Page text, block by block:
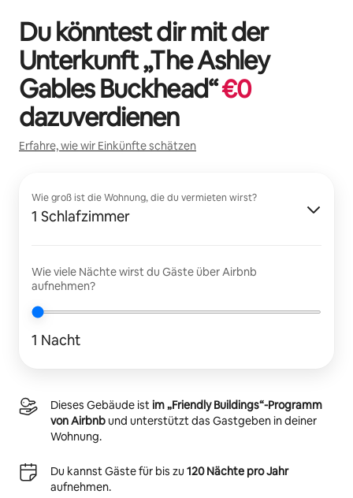
Du könntest dir mit der
Unterkunft „The Ashley
Gables Buckhead“€0
dazuverdienen
Erfahre, wie wir Einkünfte schätzen
Wie groß ist die Wohnung, die du vermieten wirst?
1 Schlafzimmer
Wie viele Nächte wirst du Gäste über Airbnb
aufnehmen?
1 Nacht
Dieses Gebäude istim „Friendly Buildings“-Programm
von Airbnbund unterstützt das Gastgeben in deiner
Wohnung.
Du kannst Gäste für bis zu 120 Nächte pro Jahr
aufnehmen.